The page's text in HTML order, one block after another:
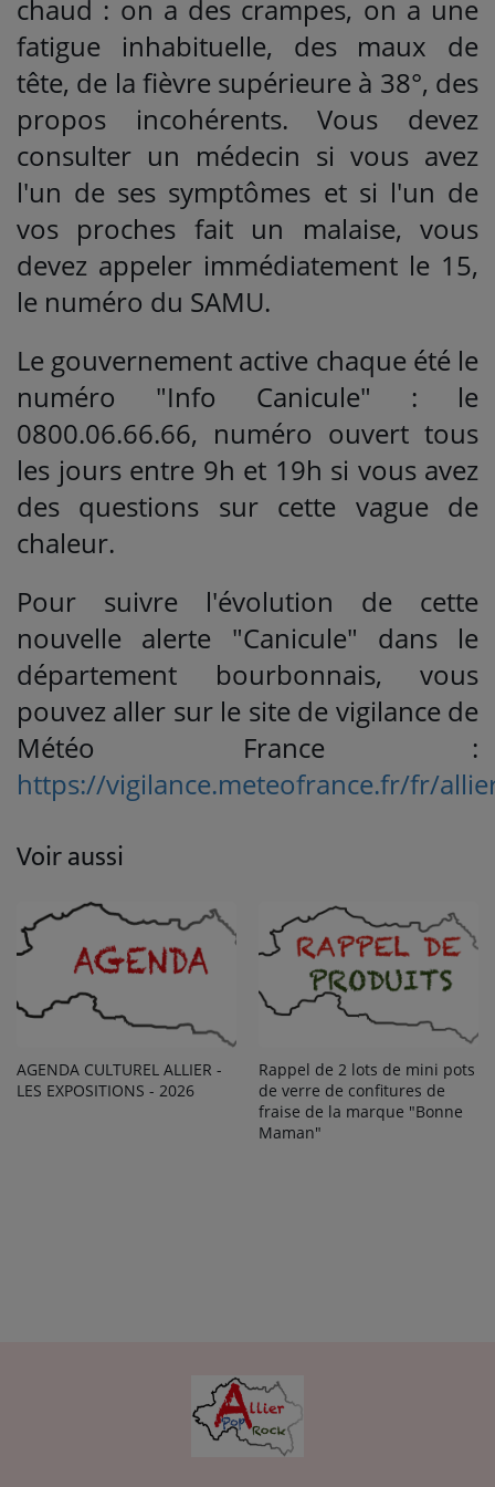
chaud : on a des crampes, on a une
fatigue inhabituelle, des maux de
tête, de la fièvre supérieure à 38°, des
propos incohérents. Vous devez
consulter un médecin si vous avez
l'un de ses symptômes et si l'un de
vos proches fait un malaise, vous
devez appeler immédiatement le 15,
le numéro du SAMU.
Le gouvernement active chaque été le
numéro "Info Canicule" : le
0800.06.66.66, numéro ouvert tous
les jours entre 9h et 19h si vous avez
des questions sur cette vague de
chaleur.
Pour suivre l'évolution de cette
nouvelle alerte "Canicule" dans le
département bourbonnais, vous
pouvez aller sur le site de vigilance de
Météo France :
https://vigilance.meteofrance.fr/fr/
Voir aussi
AGENDA CULTUREL ALLIER -
LES EXPOSITIONS - 2026
Rappel de 2 lots de mini pots
de verre de confitures de
fraise de la marque "Bonne
Maman"